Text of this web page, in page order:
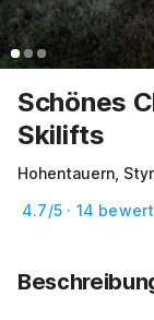
Schönes
Skilifts
Hohentauern,
4.7/5 · 14